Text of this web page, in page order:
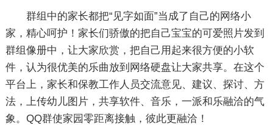
群组中的家长都把“见字如面”当成了自己的网络小
家，精心呵护！家长们骄傲的把自己宝宝的可爱照片发到
群组像册中，让大家欣赏，把自己用起来很方便的小软
件，认为很优美的乐曲放到网络硬盘让大家共享。在这个
平台上，家长和保教工作人员交流意见、建议、探讨、方
法，上传幼儿图片，共享软件、音乐，一派和乐融洽的气
象。QQ群使家园零距离接触，彼此更融洽！